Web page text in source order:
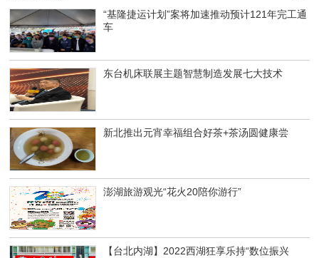
“基隆捷运计划”案将加速推动预计121年完工通
车
东台机床联展主题智慧制造发展七大技术
新北推出元宵幸福组合好茶+茶汤圆健康尝
澎湖旅游观光“花火20陪你游行”
【台北内湖】2022西湖狂享乐持“数位振兴